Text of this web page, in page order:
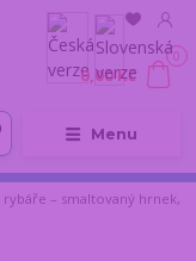
Menu
0
0,00 Kč
– smaltovaný hrnek,